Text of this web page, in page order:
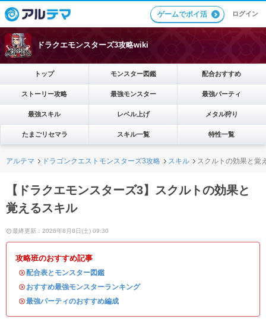
ゲームでポイ活 ログイン
ドラクエモンスターズ3攻略wiki
トップ モンスター図鑑 配合おすすめ
ストーリー攻略 最強モンスター 最強パーティ
最強スキル レベル上げ メタル狩り
たまごリセマラ スキル一覧 特性一覧
アルテマ ドラゴンクエストモンスターズ3攻略 スキル スクルトの効果と覚
【ドラクエモンスターズ3】スクルトの効果と
覚えるスキル
最終更新：2026年8月8日(土) 09:30
攻略班のおすすめ記事
・配合表とモンスター図鑑
・ おすすめ最強モンスターランキング
・最強パーティのおすすめ編成